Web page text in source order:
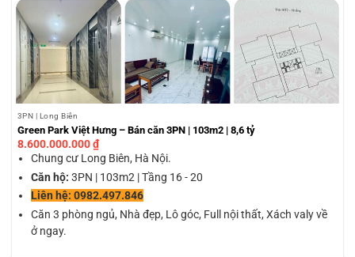
3PN | Long Biên
Green Park Việt Hưng – Bán căn 3PN | 103m2 | 8,6 tỷ
8.600.000.000₫
Chung cư Long Biên, Hà Nội.
Căn hộ: 3PN | 103m2 | Tầng 16 - 20
Liên hệ: 0982.497.846
Căn 3 phòng ngủ, Nhà đẹp, Lô góc, Full nội thất, Xách valy về
ở ngay.